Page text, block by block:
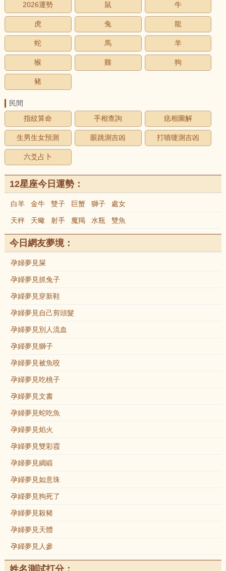
2026運勢
鼠 牛
虎 兔 龍
蛇 馬 羊
猴 雞 狗
豬
民間
指紋算命
手相查詢 痣相圖解
生男生女預測 眼跳測吉凶 打噴嚏測吉凶
六爻占卜
12星座今日運勢：
白羊 金牛 雙子 巨蟹 獅子 處女
天秤 天蠍 射手 魔羯 水瓶 雙魚
今日網友夢境：
孕婦夢見屎
孕婦夢見抓兔子
孕婦夢見穿新鞋
孕婦夢見自己剪頭髮
孕婦夢見別人流血
孕婦夢見獅子
孕婦夢見被魚咬
孕婦夢見吃桃子
孕婦夢見文書
孕婦夢見蛇吃魚
孕婦夢見焰火
孕婦夢見雙彩霞
孕婦夢見綢緞
孕婦夢見如意珠
孕婦夢見狗死了
孕婦夢見殺豬
孕婦夢見天體
孕婦夢見人參
姓名測試打分：